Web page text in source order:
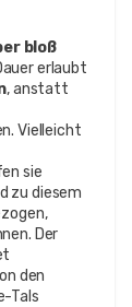
bloß
erlaubt
, anstatt
Vielleicht
sie
zu diesem
Der
den
Tals